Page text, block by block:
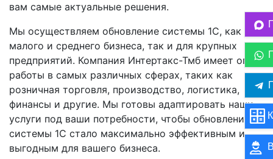
вам самые актуальные решения.
Мы осуществляем обновление системы 1C, как для
малого и среднего бизнеса, так и для крупных
предприятий. Компания Интертакс-Тмб имеет опыт
работы в самых различных сферах, таких как
розничная торговля, производство, логистика,
финансы и другие. Мы готовы адаптировать наши
услуги под ваши потребности, чтобы обновление
системы 1C стало максимально эффективным и
выгодным для вашего бизнеса.